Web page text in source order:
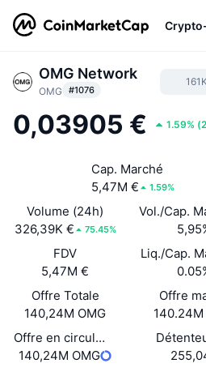
OMG Network
OMG #1076
161K
0,03905 € 1.59% (
Cap. Marché
5,47M €
1.59%
Volume (24h)
326,39K €
75.45%
Vol./Cap.
FDV
5,47M €
Liq./Cap.
Offre Totale
140,24M OMG
Offre
140.24M
Offre en circulation
140,24M OMG